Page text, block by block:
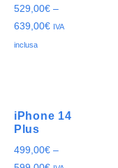
529,00€ –
639,00€ IVA
inclusa
iPhone 14
Plus
499,00€ –